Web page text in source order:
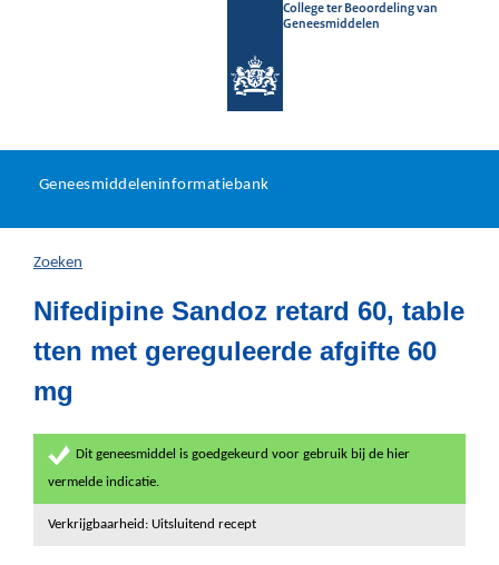
College ter Beoordeling van
Geneesmiddelen
U
hier:
Geneesmiddeleninformatiebank
Zoeken
Nifedipine Sandoz retard 60, table
tten met gereguleerde afgifte 60
mg
Dit geneesmiddel is goedgekeurd voor gebruik bij de hier
vermelde indicatie.
Verkrijgbaarheid: Uitsluitend recept